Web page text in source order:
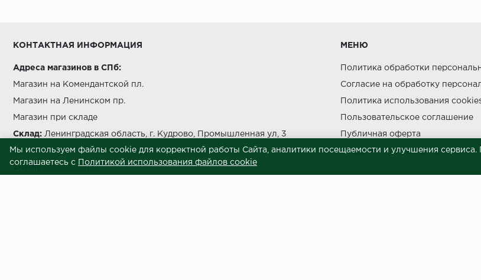
КОНТАКТНАЯ ИНФОРМАЦИЯ
Адреса магазинов в СПб:
Магазин на Комендантской пл.
Магазин на Ленинском пр.
Магазин при складе
Склад: Ленинградская область, г. Кудрово, Промышленная ул, 3
Звоните нам:+7 812 245 69 28
E-mail: info@ctom.su
МЕНЮ
Политика обработки
Согласие на обработку
Политика использования
Пользовательское соглашение
Публичная оферта
Сведения о продавце
Мы используем файлы cookie для корректной работы Сайта, аналитики посещаемости и улучшения
соглашаетесь с
Политикой использования файлов cookie